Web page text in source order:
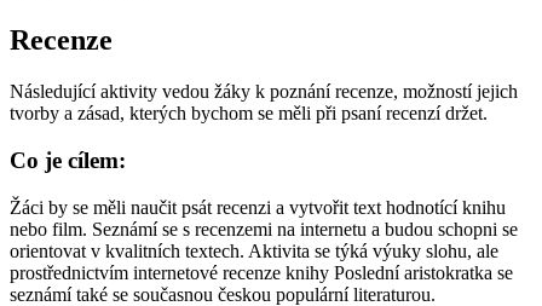
Recenze
Následující aktivity vedou žáky k poznání recenze, možností jejich
tvorby a zásad, kterých bychom se měli při psaní recenzí držet.
Co je cílem:
Žáci by se měli naučit psát recenzi a vytvořit text hodnotící knihu
nebo film. Seznámí se s recenzemi na internetu a budou schopni se
orientovat v kvalitních textech. Aktivita se týká výuky slohu, ale
prostřednictvím internetové recenze knihy Poslední aristokratka se
seznámí také se současnou českou populární literaturou.